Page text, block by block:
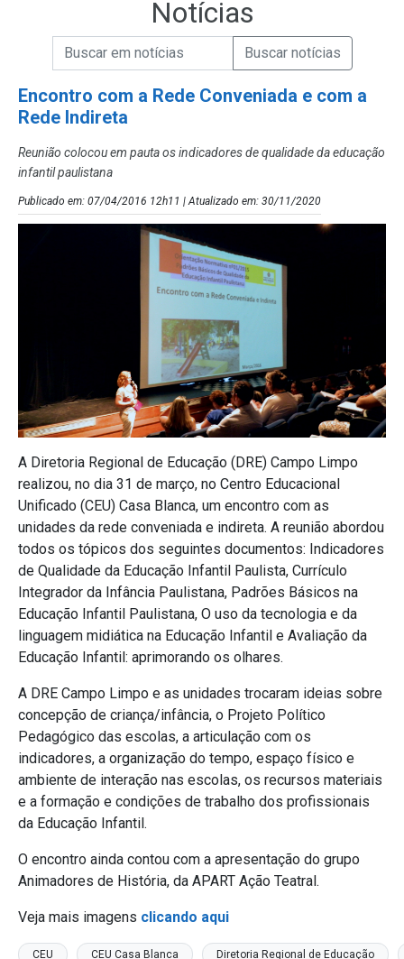
Notícias
Campo de Busca de Notícias
Campo de Busca de informaçõesEnviar a Busca de Notícias
Encontro com a Rede Conveniada e com a
Rede Indireta
Reunião colocou em pauta os indicadores de qualidade da educação
infantil paulistana
Publicado em: 07/04/2016 12h11 | Atualizado em: 30/11/2020
A Diretoria Regional de Educação (DRE) Campo Limpo
realizou, no dia 31 de março, no Centro Educacional
Unificado (CEU) Casa Blanca, um encontro com as
unidades da rede conveniada e indireta. A reunião abordou
todos os tópicos dos seguintes documentos: Indicadores
de Qualidade da Educação Infantil Paulista, Currículo
Integrador da Infância Paulistana, Padrões Básicos na
Educação Infantil Paulistana, O uso da tecnologia e da
linguagem midiática na Educação Infantil e Avaliação da
Educação Infantil: aprimorando os olhares.
A DRE Campo Limpo e as unidades trocaram ideias sobre
concepção de criança/infância, o Projeto Político
Pedagógico das escolas, a articulação com os
indicadores, a organização do tempo, espaço físico e
ambiente de interação nas escolas, os recursos materiais
e a formação e condições de trabalho dos profissionais
da Educação Infantil.
O encontro ainda contou com a apresentação do grupo
Animadores de História, da APART Ação Teatral.
Veja mais imagens clicando aqui
CEU CEU Casa Blanca Diretoria Regional de Educação